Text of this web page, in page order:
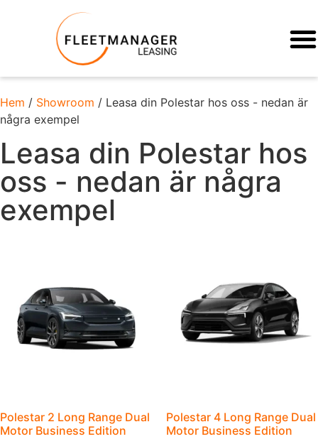
Hem / Showroom / Leasa din Polestar hos oss - nedan är
några exempel
Leasa din Polestar hos
oss - nedan är några
exempel
Polestar 2 Long Range Dual
Motor Business Edition
Polestar 4 Long Range Dual
Motor Business Edition